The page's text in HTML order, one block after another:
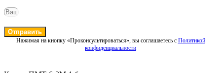
Отправить
Нажимая на кнопку «Проконсультироваться», вы соглашаетесь с Политикой
конфиденциальности